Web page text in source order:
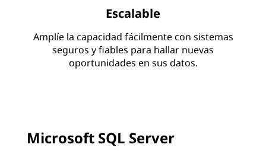
Escalable
Amplíe la capacidad fácilmente con sistemas
seguros y fiables para hallar nuevas
oportunidades en sus datos.
Microsoft SQL Server